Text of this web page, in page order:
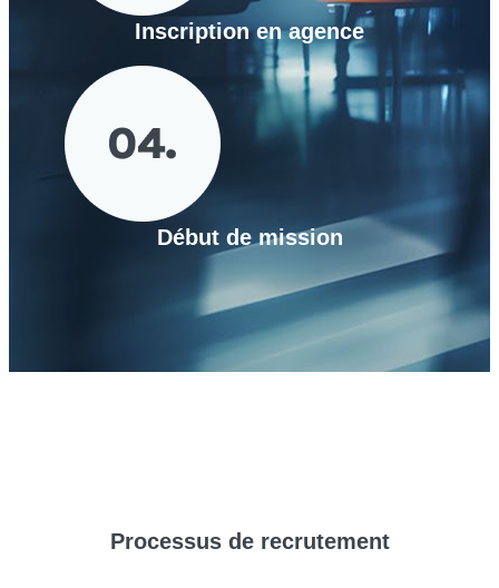
Inscription en agence
Début de mission
Processus de recrutement